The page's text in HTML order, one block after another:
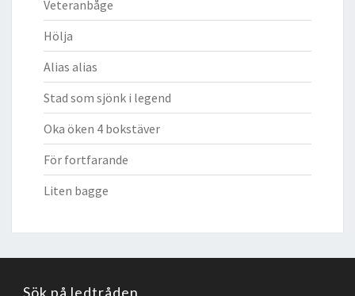
Veteranbåge
Hölja
Alias alias
Stad som sjönk i legend
Oka öken 4 bokstäver
För fortfarande
Liten bagge
Sök på ledtråden